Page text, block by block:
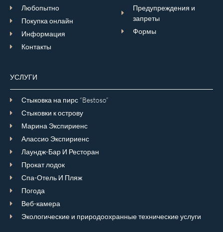
Любопытно
Покупка онлайн
Информация
Контакты
Предупреждения и
запреты
Формы
УСЛУГИ
Стыковка на пирс “Bestoso”
Стыковки к острову
Марина Экспириенс
Алассио Экспириенс
Лаундж-Бар И Ресторан
Прокат лодок
Спа-Отель И Пляж
Погода
Веб-камера
Экологические и природоохранные технические услуги